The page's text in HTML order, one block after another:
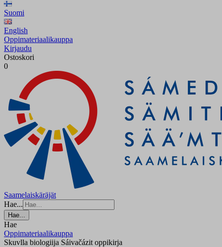
Suomi
English
Oppimateriaalikauppa
Kirjaudu
Ostoskori
0
Saamelaiskäräjät
Hae...
Hae...
Hae
Oppimateriaalikauppa
Skuvlla biologiija Sáivačázit oppikirja